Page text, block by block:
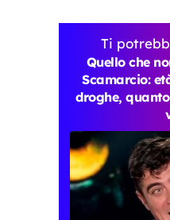
Ti
Quello che
Scamarcio:
droghe,